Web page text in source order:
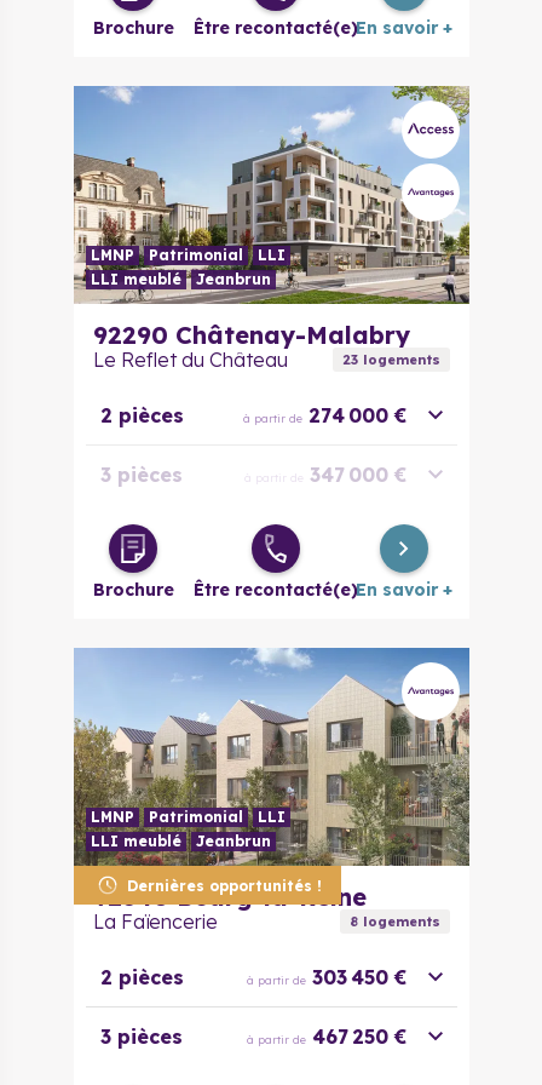
Brochure Être recontacté(e)En savoir +
LMNP Patrimonial
LLI
LLI meublé
Jeanbrun
92290 Châtenay-Malabry
Le Reflet du Château 23logements
2 pièces à partir de 274 000 €
3 pièces à partir de 347 000 €
4 pièces à partir de 404 000 €
Brochure Être recontacté(e)En savoir +
Dernières opportunités !
LMNP Patrimonial
LLI
LLI meublé
Jeanbrun
92340 Bourg-la-Reine
La Faïencerie 8logements
2 pièces à partir de 303 450 €
3 pièces à partir de 467 250 €